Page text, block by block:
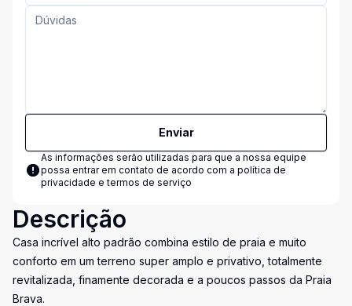
Enviar
As informações serão utilizadas para que a nossa equipe
possa entrar em contato de acordo com a política de
privacidade e termos de serviço
Descrição
Casa incrível alto padrão combina estilo de praia e muito
conforto em um terreno super amplo e privativo, totalmente
revitalizada, finamente decorada e a poucos passos da Praia
Brava.